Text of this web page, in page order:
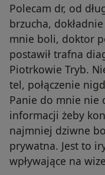
Polecam dr, od
brzucha,
mnie boli, doktor
postawił trafna
Piotrkowie Tryb.
tel, połączenie
Panie do mnie nie
informacji żeby
najmniej dziwne
prywatna. Jest to
wpływające na